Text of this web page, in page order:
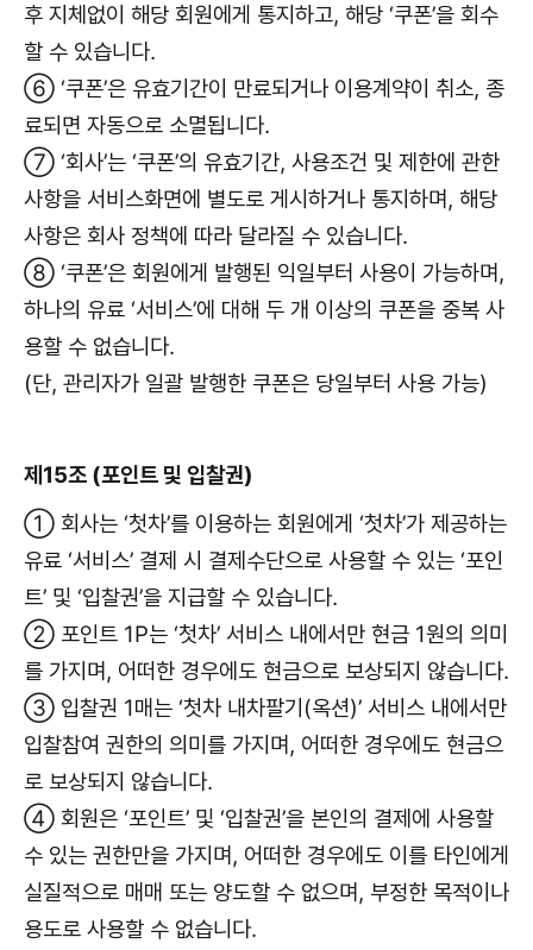
후 지체없이 해당 회원에게 통지하고, 해당 ‘쿠폰’을 회수
할 수 있습니다.
⑥ ‘쿠폰’은 유효기간이 만료되거나 이용계약이 취소, 종
료되면 자동으로 소멸됩니다.
⑦ ‘회사’는 ‘쿠폰’의 유효기간, 사용조건 및 제한에 관한
사항을 서비스화면에 별도로 게시하거나 통지하며, 해당
사항은 회사 정책에 따라 달라질 수 있습니다.
⑧ ‘쿠폰’은 회원에게 발행된 익일부터 사용이 가능하며,
하나의 유료 ‘서비스’에 대해 두 개 이상의 쿠폰을 중복 사
용할 수 없습니다.
(단, 관리자가 일괄 발행한 쿠폰은 당일부터 사용 가능)
제15조 (포인트 및 입찰권)
① 회사는 ‘첫차’를 이용하는 회원에게 ‘첫차’가 제공하는
유료 ‘서비스’ 결제 시 결제수단으로 사용할 수 있는 ‘포인
트’ 및 ‘입찰권’을 지급할 수 있습니다.
② 포인트 1P는 ‘첫차’ 서비스 내에서만 현금 1원의 의미
를 가지며, 어떠한 경우에도 현금으로 보상되지 않습니다.
③ 입찰권 1매는 ‘첫차 내차팔기(옥션)’ 서비스 내에서만
입찰참여 권한의 의미를 가지며, 어떠한 경우에도 현금으
로 보상되지 않습니다.
④ 회원은 ‘포인트’ 및 ‘입찰권’을 본인의 결제에 사용할
수 있는 권한만을 가지며, 어떠한 경우에도 이를 타인에게
실질적으로 매매 또는 양도할 수 없으며, 부정한 목적이나
용도로 사용할 수 없습니다.